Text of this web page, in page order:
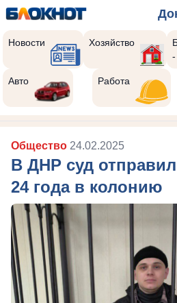
Новости Хозяйство
Авто Работа
Общество 24.02.2025
В ДНР суд
24 года в колонию